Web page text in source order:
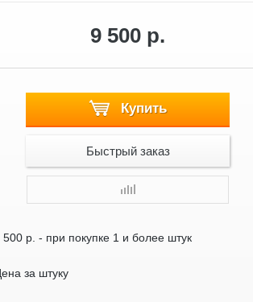
9 500 р.
Купить
Быстрый заказ
500 р. - при покупке 1 и более штук
за штуку